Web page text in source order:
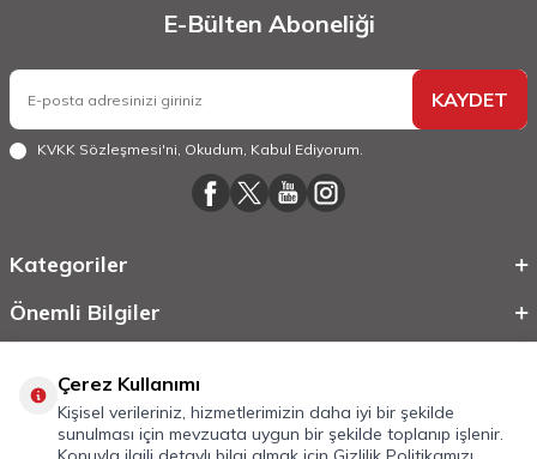
E-Bülten Aboneliği
KAYDET
KVKK Sözleşmesi'ni, Okudum, Kabul Ediyorum.
Kategoriler
Önemli Bilgiler
Çerez Kullanımı
Kişisel verileriniz, hizmetlerimizin daha iyi bir şekilde
sunulması için mevzuata uygun bir şekilde toplanıp işlenir.